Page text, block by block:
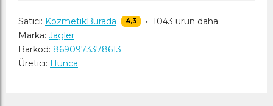
Satıcı: KozmetikBurada 4,3 • 1043 ürün daha
Marka: Jagler
Barkod: 8690973378613
Üretici: Hunca